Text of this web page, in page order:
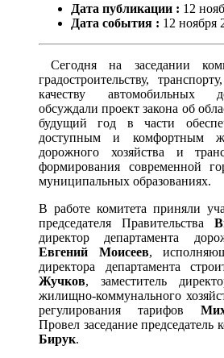
Дата публикации : 12
Дата события : 12 ноября
Сегодня на заседании
градостроительству,
качеству автомобильных
обсуждали проект закона об
будущий год в части
доступным и комфортным
дорожного хозяйства и
формирования современной
муниципальных образованиях.
В работе комитета приняли
председателя Правительства
директор департамента
Евгений Моисеев,
директора департамента
Жучков, заместитель
жилищно-коммунального
регулирования тарифов
Провел заседание председатель
Бирук.